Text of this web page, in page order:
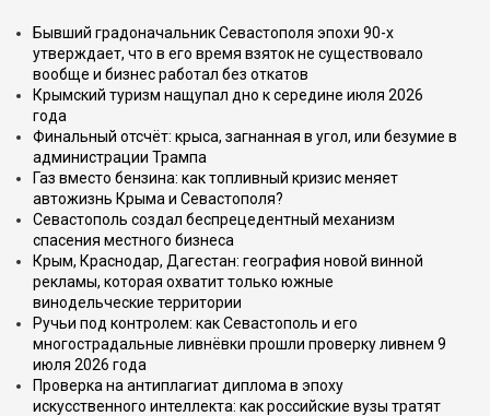
Бывший градоначальник Севастополя эпохи 90-х
утверждает, что в его время взяток не существовало
вообще и бизнес работал без откатов
Крымский туризм нащупал дно к середине июля 2026
года
Финальный отсчёт: крыса, загнанная в угол, или безумие в
администрации Трампа
Газ вместо бензина: как топливный кризис меняет
автожизнь Крыма и Севастополя?
Севастополь создал беспрецедентный механизм
спасения местного бизнеса
Крым, Краснодар, Дагестан: география новой винной
рекламы, которая охватит только южные
винодельческие территории
Ручьи под контролем: как Севастополь и его
многострадальные ливнёвки прошли проверку ливнем 9
июля 2026 года
Проверка на антиплагиат диплома в эпоху
искусственного интеллекта: как российские вузы тратят